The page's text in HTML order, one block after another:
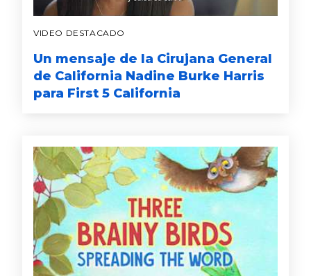
VIDEO DESTACADO
Un mensaje de la Cirujana General
de California Nadine Burke Harris
para First 5 California